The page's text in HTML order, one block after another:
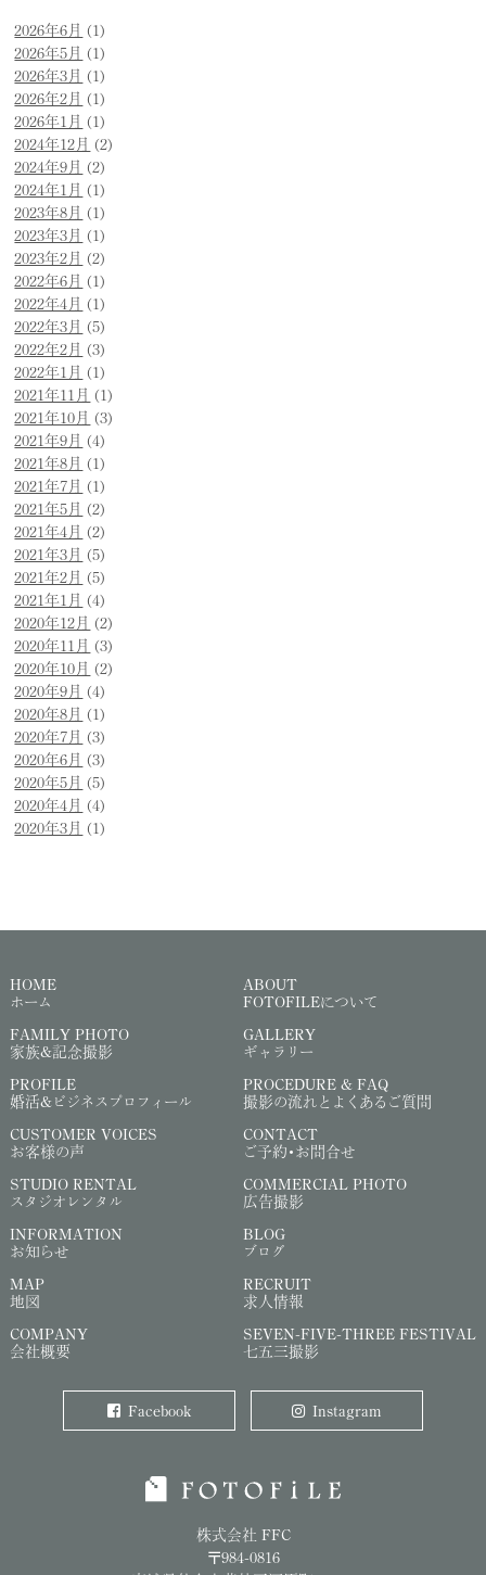
2026年6月 (1)
2026年5月 (1)
2026年3月 (1)
2026年2月 (1)
2026年1月 (1)
2024年12月 (2)
2024年9月 (2)
2024年1月 (1)
2023年8月 (1)
2023年3月 (1)
2023年2月 (2)
2022年6月 (1)
2022年4月 (1)
2022年3月 (5)
2022年2月 (3)
2022年1月 (1)
2021年11月 (1)
2021年10月 (3)
2021年9月 (4)
2021年8月 (1)
2021年7月 (1)
2021年5月 (2)
2021年4月 (2)
2021年3月 (5)
2021年2月 (5)
2021年1月 (4)
2020年12月 (2)
2020年11月 (3)
2020年10月 (2)
2020年9月 (4)
2020年8月 (1)
2020年7月 (3)
2020年6月 (3)
2020年5月 (5)
2020年4月 (4)
2020年3月 (1)
株式会社 FFC
〒984-0816
HOME
ホーム
ABOUT
FOTOFILEについて
FAMILY PHOTO
家族&記念撮影
GALLERY
ギャラリー
PROFILE
婚活&ビジネスプロフィール
PROCEDURE & FAQ
撮影の流れとよくあるご質問
CUSTOMER VOICES
お客様の声
CONTACT
ご予約・お問合せ
STUDIO RENTAL
スタジオレンタル
COMMERCIAL PHOTO
広告撮影
INFORMATION
お知らせ
BLOG
ブログ
MAP
地図
RECRUIT
求人情報
COMPANY
会社概要
SEVEN-FIVE-THREE FESTIVAL
七五三撮影
Facebook Instagram